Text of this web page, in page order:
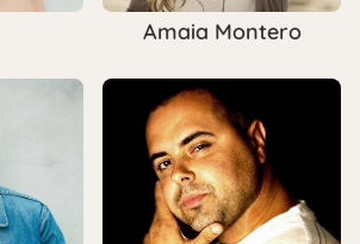
Amaia Montero